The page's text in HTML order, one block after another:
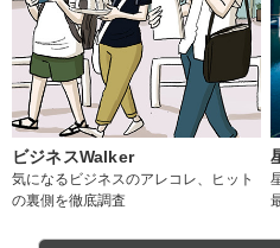
ビジネスWalker
気になるビジネスのアレコレ、ヒット
の裏側を徹底調査